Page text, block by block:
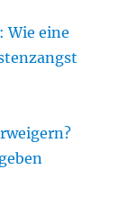
Wie eine